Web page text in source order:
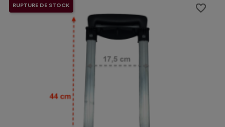
RUPTURE DE STOCK favorite_border
favorite_border